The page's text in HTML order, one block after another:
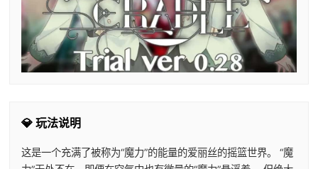
💎 玩法说明
这是一个充满了被称为“魔力”的能量的爱丽丝的摇篮世界。 “魔